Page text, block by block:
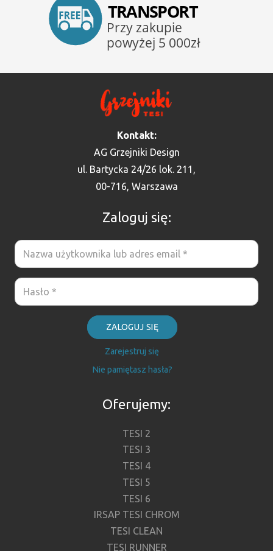
Kontakt:
AG Grzejniki Design
ul. Bartycka 24/26 lok. 211,
00-716, Warszawa
Zaloguj się:
ZALOGUJ SIĘ
Zarejestruj się
Nie pamiętasz hasła?
Oferujemy:
TESI 2
TESI 3
TESI 4
TESI 5
TESI 6
IRSAP TESI CHROM
TESI CLEAN
TESI RUNNER